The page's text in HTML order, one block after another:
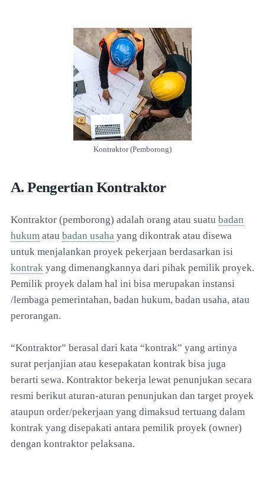
Kontraktor (Pemborong)
A. Pengertian Kontraktor
Kontraktor (pemborong) adalah orang atau suatu badan
hukum atau badan usaha yang dikontrak atau disewa
untuk menjalankan proyek pekerjaan berdasarkan isi
kontrak yang dimenangkannya dari pihak pemilik proyek.
Pemilik proyek dalam hal ini bisa merupakan instansi
/lembaga pemerintahan, badan hukum, badan usaha, atau
perorangan.
“Kontraktor” berasal dari kata “kontrak” yang artinya
surat perjanjian atau kesepakatan kontrak bisa juga
berarti sewa. Kontraktor bekerja lewat penunjukan secara
resmi berikut aturan-aturan penunjukan dan target proyek
ataupun order/pekerjaan yang dimaksud tertuang dalam
kontrak yang disepakati antara pemilik proyek (owner)
dengan kontraktor pelaksana.